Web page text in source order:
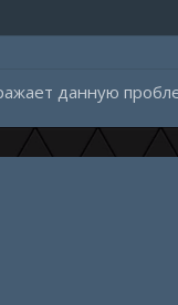
данную